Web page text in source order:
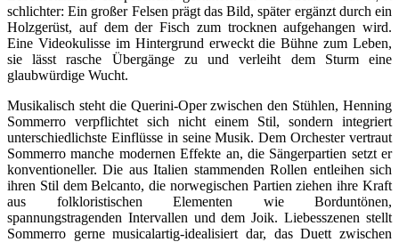
schlichter: Ein großer Felsen prägt das Bild, später ergänzt durch ein
Holzgerüst, auf dem der Fisch zum trocknen aufgehangen wird.
Eine Videokulisse im Hintergrund erweckt die Bühne zum Leben,
sie lässt rasche Übergänge zu und verleiht dem Sturm eine
glaubwürdige Wucht.
Musikalisch steht die Querini-Oper zwischen den Stühlen, Henning
Sommerro verpflichtet sich nicht einem Stil, sondern integriert
unterschiedlichste Einflüsse in seine Musik. Dem Orchester vertraut
Sommerro manche modernen Effekte an, die Sängerpartien setzt er
konventioneller. Die aus Italien stammenden Rollen entleihen sich
ihren Stil dem Belcanto, die norwegischen Partien ziehen ihre Kraft
aus folkloristischen Elementen wie Borduntönen,
spannungstragenden Intervallen und dem Joik. Liebesszenen stellt
Sommerro gerne musicalartig-idealisiert dar, das Duett zwischen